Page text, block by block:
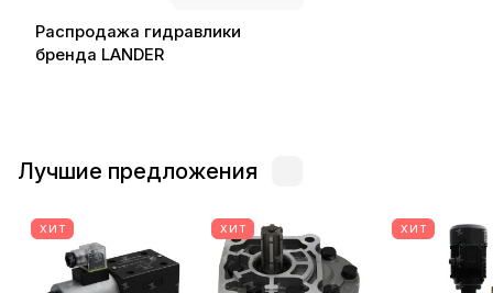
Распродажа гидравлики
бренда LANDER
Лучшие предложения
ХИТ ХИТ ХИТ